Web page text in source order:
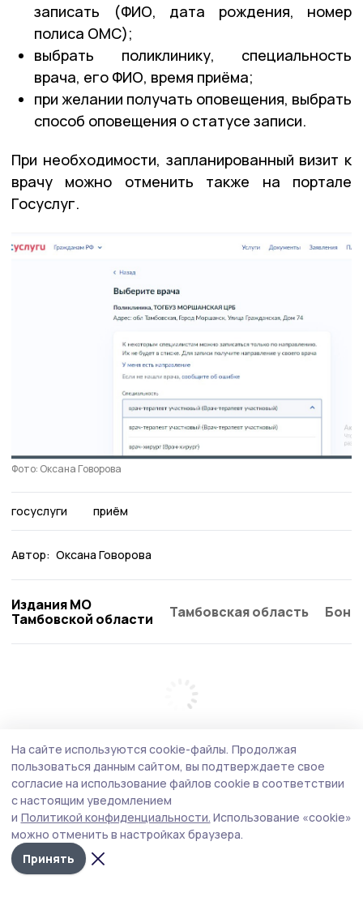
записать (ФИО, дата рождения, номер
полиса ОМС);
выбрать поликлинику, специальность
врача, его ФИО, время приёма;
при желании получать оповещения, выбрать
способ оповещения о статусе записи.
При необходимости, запланированный визит к
врачу можно отменить также на портале
Госуслуг.
Фото: Оксана Говорова
госуслуги приём
Автор: Оксана Говорова
Издания МО
Тамбовской области
Тамбовская область
На сайте используются cookie-файлы. Продолжая
пользоваться данным сайтом, вы подтверждаете свое
согласие на использование файлов cookie в соответствии
с настоящим уведомлением
и Политикой конфиденциальности. Использование «cookie»
можно отменить в настройках браузера.
Принять